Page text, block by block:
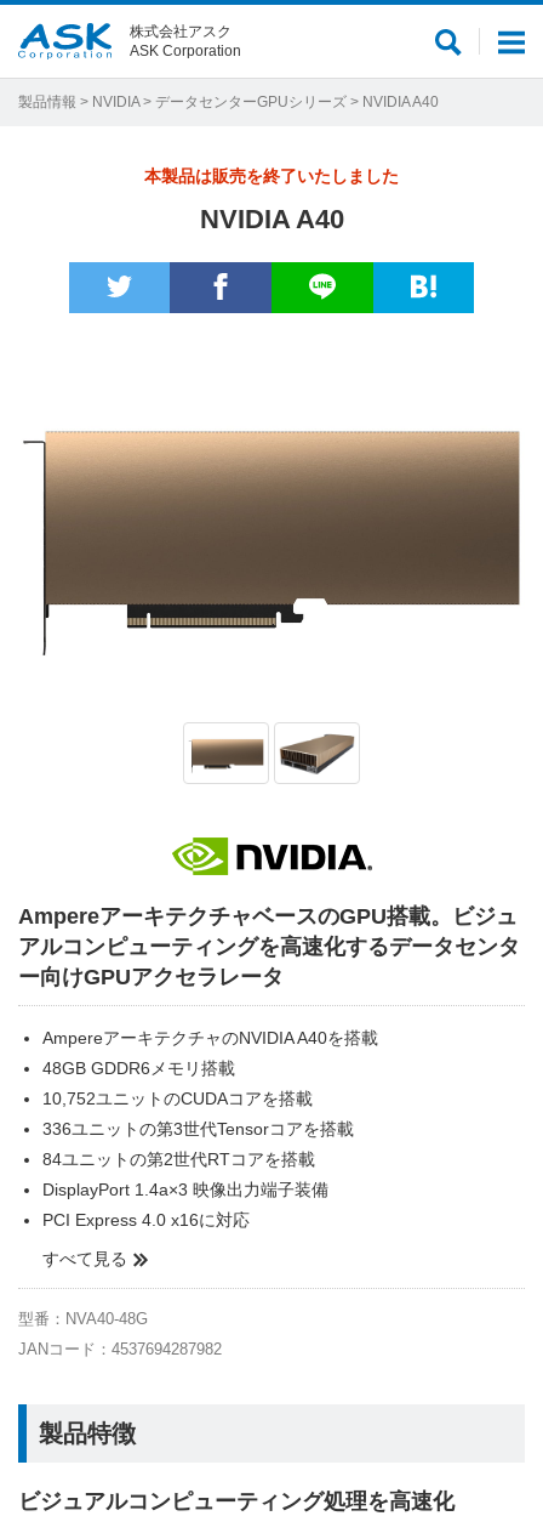
メ
サ
ト
株式会社アスク
ASK Corporation
製品情報 > NVIDIA> データセンターGPUシリーズ > NVIDIA A40
本製品は販売を終了いたしました
NVIDIA A40
AmpereアーキテクチャベースのGPU搭載。ビジュ
アルコンピューティングを高速化するデータセンタ
ー向けGPUアクセラレータ
AmpereアーキテクチャのNVIDIA A40を搭載
48GB GDDR6メモリ搭載
10,752ユニットのCUDAコアを搭載
336ユニットの第3世代Tensorコアを搭載
84ユニットの第2世代RTコアを搭載
DisplayPort 1.4a×3 映像出力端子装備
PCI Express 4.0 x16に対応
すべて見る
型番：NVA40-48G
JANコード：4537694287982
製品特徴
ビジュアルコンピューティング処理を高速化